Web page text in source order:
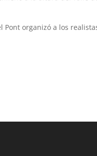
Pont organizó a los